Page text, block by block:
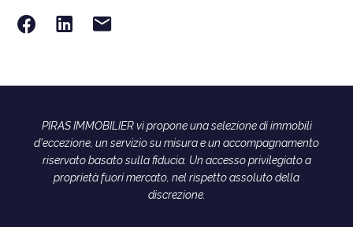
PIRAS IMMOBILIER vi propone una selezione di immobili
d'eccezione, un servizio su misura e un accompagnamento
riservato basato sulla fiducia. Un accesso privilegiato a
proprietà fuori mercato, nel rispetto assoluto della
discrezione.